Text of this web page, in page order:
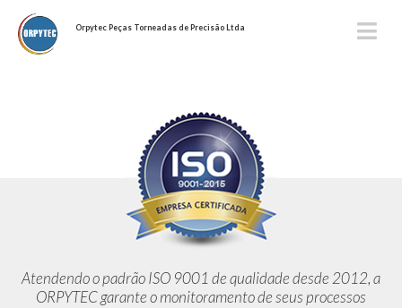
Orpytec Peças Torneadas de Precisão Ltda
Atendendo o padrão ISO 9001 de qualidade desde 2012,a
ORPYTEC garante o monitoramento de seus processos